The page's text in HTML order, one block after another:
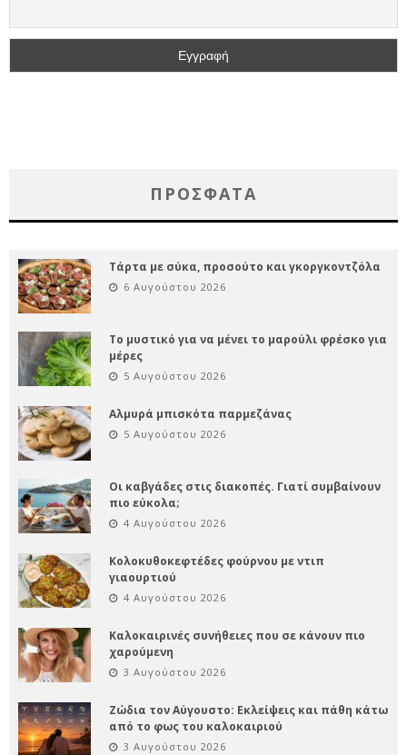
ΠΡΌΣΦΑΤΑ
Τάρτα με σύκα, προσούτο και γκοργκοντζόλα
6 Αυγούστου 2026
Το μυστικό για να μένει το μαρούλι φρέσκο για
μέρες
5 Αυγούστου 2026
Αλμυρά μπισκότα παρμεζάνας
5 Αυγούστου 2026
Οι καβγάδες στις διακοπές. Γιατί συμβαίνουν
πιο εύκολα;
4 Αυγούστου 2026
Κολοκυθοκεφτέδες φούρνου με ντιπ
γιαουρτιού
4 Αυγούστου 2026
Καλοκαιρινές συνήθειες που σε κάνουν πιο
χαρούμενη
3 Αυγούστου 2026
Ζώδια τον Αύγουστο: Εκλείψεις και πάθη κάτω
από το φως του καλοκαιριού
3 Αυγούστου 2026